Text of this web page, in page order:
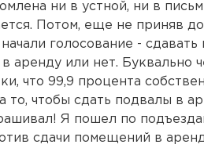
ни в устной, ни в
Потом, еще не приняв
голосование - сдавать
аренду или нет. Буквально
что 99,9 процента
то, чтобы сдать подвалы в
Я пошел по
сдачи помещений в